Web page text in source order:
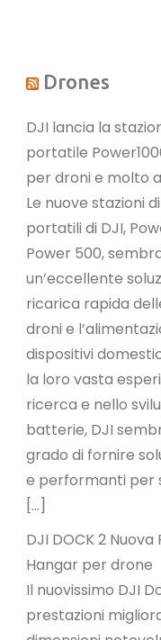
Drones
DJI lancia la
portatile
per droni e molto
Le nuove stazioni
portatili di DJI,
Power 500,
un’eccellente
ricarica rapida
droni e
dispositivi
la loro vasta
ricerca e nello
batterie, DJI
grado di fornire
e performanti per
[…]
DJI DOCK 2
Hangar per drone
Il nuovissimo DJI
prestazioni